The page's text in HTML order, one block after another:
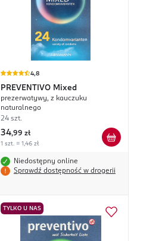
4,8
PREVENTIVO Mixed
prezerwatywy, z kauczuku
naturalnego
24 szt.
34,99 zł
1 szt. = 1,46 zł
Niedostępny online
Sprawdź dostępność w drogerii
TYLKO U NAS